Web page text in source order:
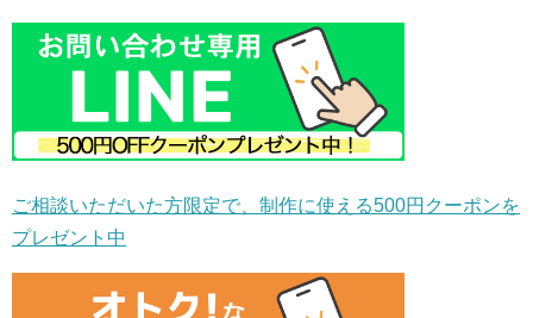
ご相談いただいた方限定で、制作に使える500円クーポンを
プレゼント中